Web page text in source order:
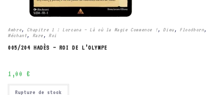
Ambre, Chapitre 1 : Lorcana – Là où la Magie Commence !, Dieu, Floodborn,
Méchant, Rare , Roi
005/204 HADÈS – ROI DE L’OLYMPE
1,00 €
Rupture de stock